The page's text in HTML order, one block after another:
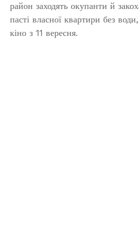
район заходять окупанти й
пасті власної квартири без
кіно з 11 вересня.